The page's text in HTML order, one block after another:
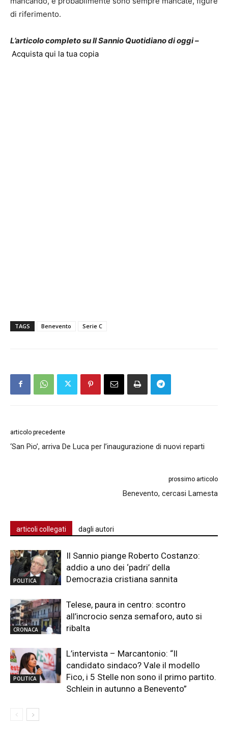
di riferimento.
L’articolo completo su Il Sannio Quotidiano di oggi –
Acquista qui la tua copia
TAGS Benevento Serie C
articolo precedente
‘San Pio’, arriva De Luca per l’inaugurazione di nuovi reparti
prossimo articolo
Benevento, cercasi Lamesta
articoli collegati dagli autori
POLITICA
Il Sannio piange Roberto Costanzo:
addio a uno dei ‘padri’ della
Democrazia cristiana sannita
CRONACA
Telese, paura in centro: scontro
all’incrocio senza semaforo, auto si
ribalta
POLITICA
L’intervista – Marcantonio: “Il
candidato sindaco? Vale il modello
Fico, i 5 Stelle non sono il primo partito.
Schlein in autunno a Benevento”